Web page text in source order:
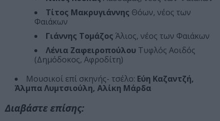
Τίτος Μακρυγιάννης Θόων, νέος των
Φαιάκων
Γιάννης Τομάζος Άλιος, νέος των Φαιάκων
Λένια Ζαφειροπούλου Τυφλός Αοιδός
(Δημόδοκος, Αφροδίτη)
Μουσικοί επί σκηνής- τσέλο: Εύη Καζαντζή,
Άλμπα Λυμτσιούλη, Αλίκη Μάρδα
Διαβάστε επίσης: